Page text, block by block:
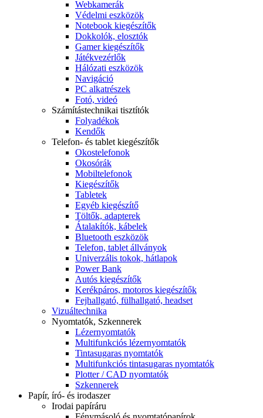
Webkamerák
Védelmi eszközök
Notebook kiegészítők
Dokkolók, elosztók
Gamer kiegészítők
Játékvezérlők
Hálózati eszközök
Navigáció
PC alkatrészek
Fotó, videó
Számítástechnikai tisztítók
Folyadékok
Kendők
Telefon- és tablet kiegészítők
Okostelefonok
Okosórák
Mobiltelefonok
Kiegészítők
Tabletek
Egyéb kiegészítő
Töltők, adapterek
Átalakítók, kábelek
Bluetooth eszközök
Telefon, tablet állványok
Univerzális tokok, hátlapok
Power Bank
Autós kiegészítők
Kerékpáros, motoros kiegészítők
Fejhallgató, fülhallgató, headset
Vizuáltechnika
Nyomtatók, Szkennerek
Lézernyomtatók
Multifunkciós lézernyomtatók
Tintasugaras nyomtatók
Multifunkciós tintasugaras nyomtatók
Plotter / CAD nyomtatók
Szkennerek
Papír, író- és irodaszer
Irodai papíráru